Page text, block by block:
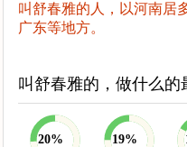
叫舒春雅的人，以河南居
广东等地方。
叫舒春雅的，做什么的
20% 19%